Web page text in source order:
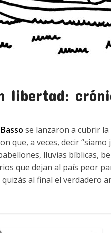
libertad:
se lanzaron a cubrir la
que, a veces, decir
lluvias bíblicas,
que dejan al país peor
al final el verdadero